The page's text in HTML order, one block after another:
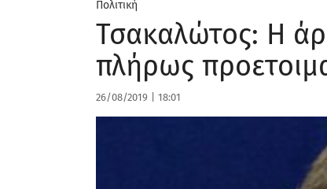
Πολιτική
Τσακαλώτος: Η
πλήρως
26/08/2019 18:01